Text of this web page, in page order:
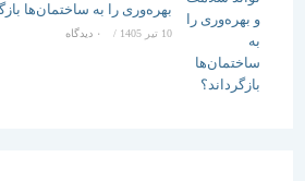
بهره‌وری را به ساختمان‌ها بازگرداند؟
/ ۰ دیدگاه